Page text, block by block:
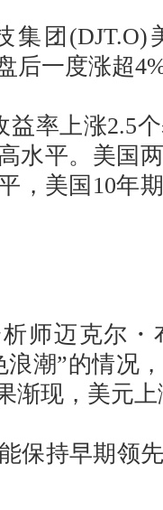
团(DJT.O)
后一度涨超
率上涨2.5个
水平。美国
，美国10年
师迈克尔・
潮”的情况
渐现，美元
持早期领先